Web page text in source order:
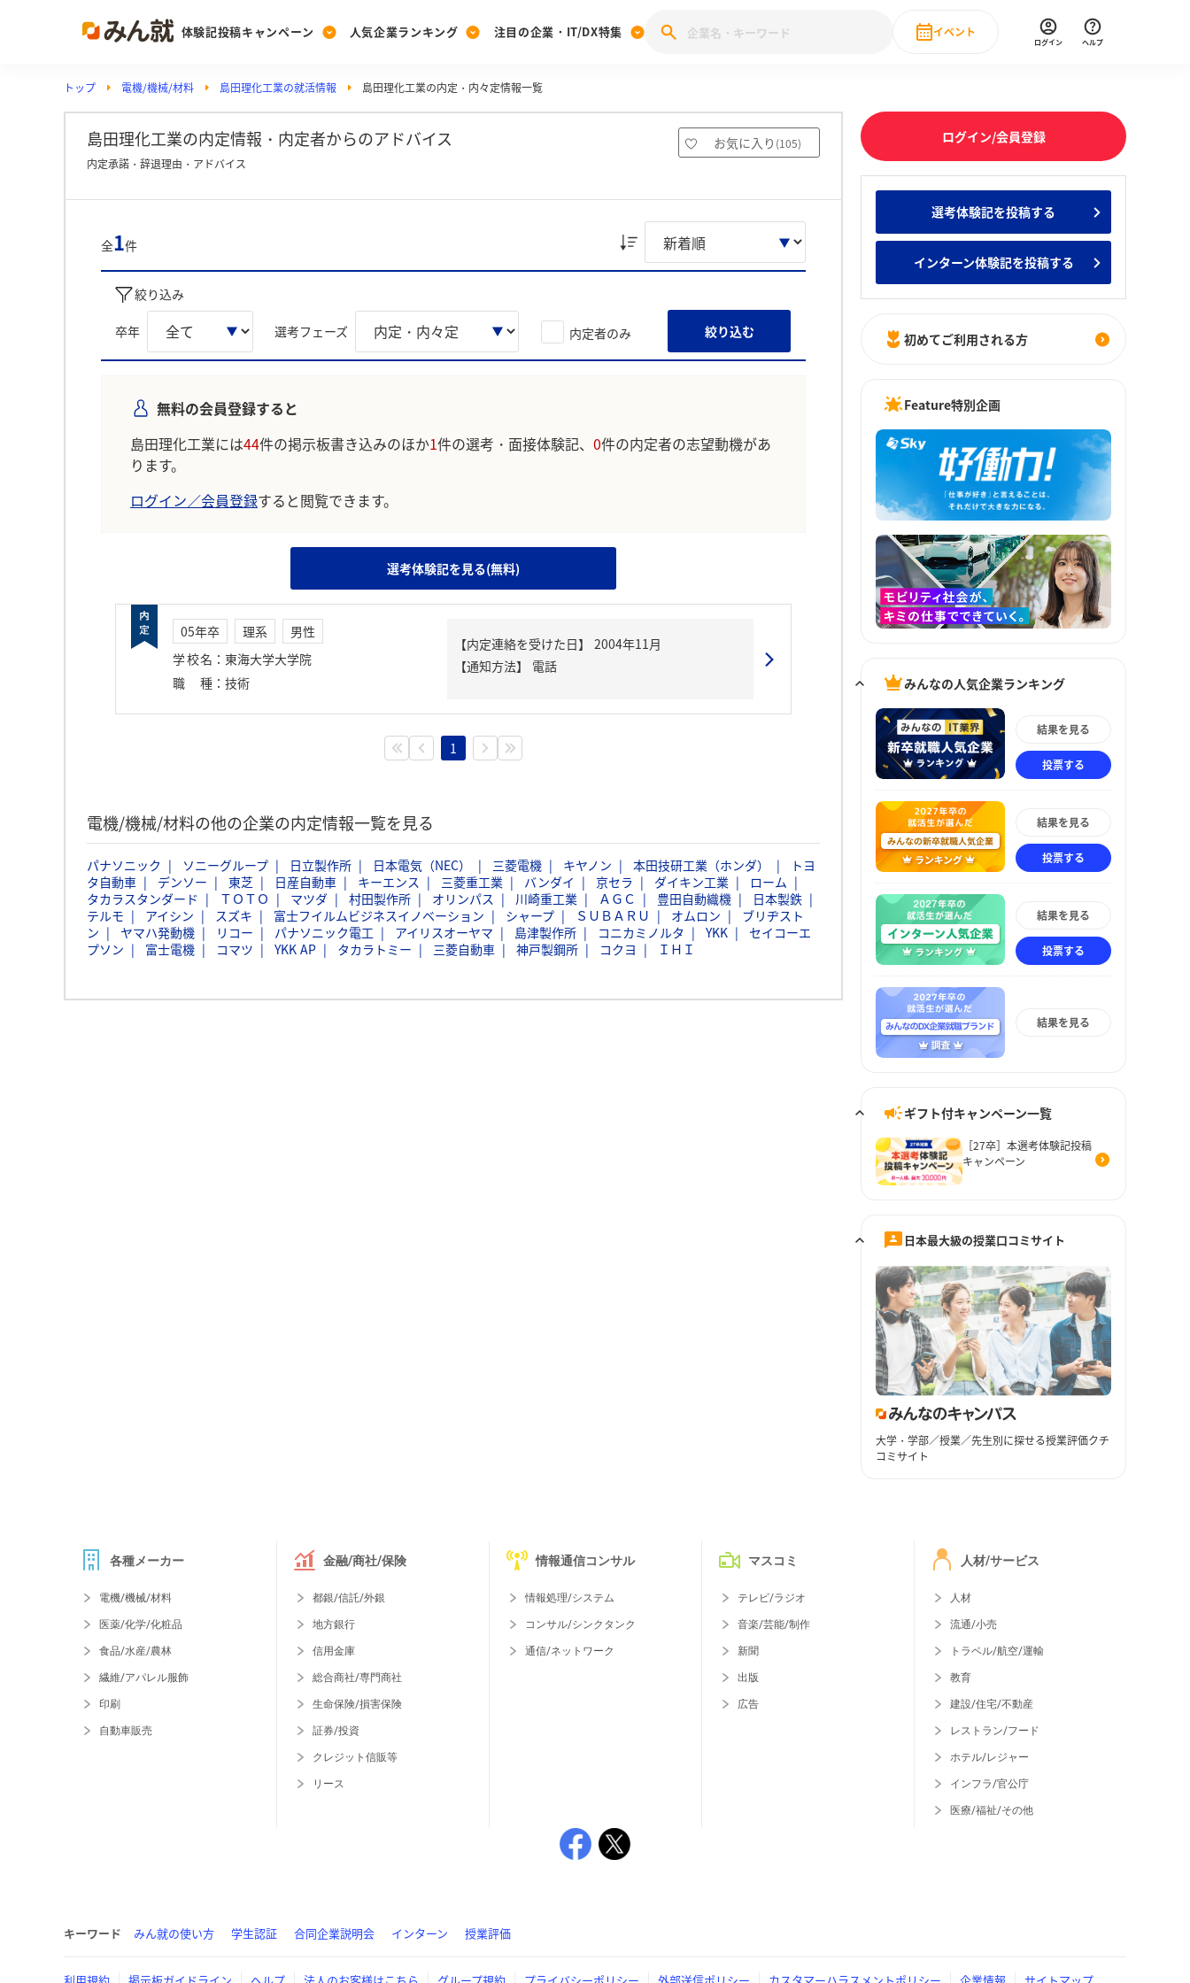
体験記投稿キャンペーン
Post
投稿する
[27卒] 本選考体験記投稿キャンペーン
人気企業ランキング
Ranking
ランキングを見る
Vote みんなの新卒就職人気企業ランキング みんなのインターン人気企業ランキ
注目の企業・IT/DX特集
PickUp
注目の企業特集
28卒 IT・DX現場社員インタビュー
イベント
直近のイベント一覧
ログイン ヘルプ
トップ 電機/機械/材料 島田理化工業の就活情報 島田理化工業の内定・内々定情報一覧
島田理化工業の内定情報・内定者からのアドバイス お気に入り (105)
内定承諾・辞退理由・アドバイス
全1件
絞り込み
卒年 選考フェーズ 内定者のみ 絞り込む
無料の会員登録すると
島田理化工業には44件の掲示板書き込みのほか1件の選考・面接体験記、 0件の内定者の志望動機があ
ります。
ログイン／会員登録すると閲覧できます。
選考体験記を見る(無料)
05年卒 理系
男性
学校名 ： 東海大学大学院
職種 ： 技術
【内定連絡を受けた日】
2004年11月
【通知方法】
電話
1
電機/機械/材料の他の企業の内定情報一覧を見る
パナソニック ソニーグループ 日立製作所 日本電気（NEC） 三菱電機 キヤノン 本田技研工業（ホンダ）
トヨ
タ自動車
デンソー 東芝 日産自動車 キーエンス 三菱重工業 バンダイ 京セラ ダイキン工業
ローム
タカラスタンダード
ＴＯＴＯ マツダ 村田製作所 オリンパス 川崎重工業 ＡＧＣ 豊田自動織機
日本製鉄
テルモ
アイシン スズキ 富士フイルムビジネスイノベーション シャープ ＳＵＢＡＲＵ オムロン
ブリヂスト
ン
ヤマハ発動機 リコー パナソニック電工 アイリスオーヤマ 島津製作所 コニカミノルタ YKK
セイコーエ
プソン
富士電機 コマツ YKK AP タカラトミー 三菱自動車 神戸製鋼所 コクヨ ＩＨＩ
ログイン/会員登録
選考体験記を投稿する
インターン体験記を投稿する
初めてご利用される方
Feature特別企画
みんなの人気企業ランキング
結果を見る
投票する
結果を見る
投票する
結果を見る
投票する
結果を見る
ギフト付キャンペーン一覧
［27卒］本選考体験記投稿
キャンペーン
日本最大級の授業口コミサイト
大学・学部／授業／先生別に探せる授業評価クチ
コミサイト
各種メーカー
電機/機械/材料
医薬/化学/化粧品
食品/水産/農林
繊維/アパレル服飾
印刷
自動車販売
金融/商社/保険
都銀/信託/外銀
地方銀行
信用金庫
総合商社/専門商社
生命保険/損害保険
証券/投資
クレジット信販等
リース
情報通信コンサル
情報処理/システム
コンサル/シンクタンク
通信/ネットワーク
マスコミ
テレビ/ラジオ
音楽/芸能/制作
新聞
出版
広告
人材/サービス
人材
流通/小売
トラベル/航空/運輸
教育
建設/住宅/不動産
レストラン/フード
ホテル/レジャー
インフラ/官公庁
医療/福祉/その他
キーワード みん就の使い方 学生認証 合同企業説明会 インターン 授業評価